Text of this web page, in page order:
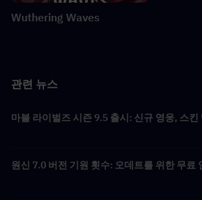
Wuthering Waves
관련 뉴스
마블 라이벌즈 시즌 9.5 출시: 신규 영웅, 스킨
원신 7.0 버전 기원 횟수: 오데트를 위한 무료